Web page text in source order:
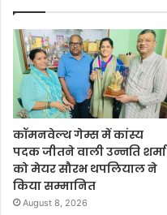
कॉमनवेल्थ गेम्स में कांस्य
पदक जीतने वाली उन्नति शर्मा
को मेयर सौरभ थपलियाल ने
किया सम्मानित
August 8, 2026